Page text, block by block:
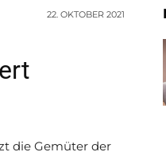
22. OKTOBER 2021
die Gemüter der